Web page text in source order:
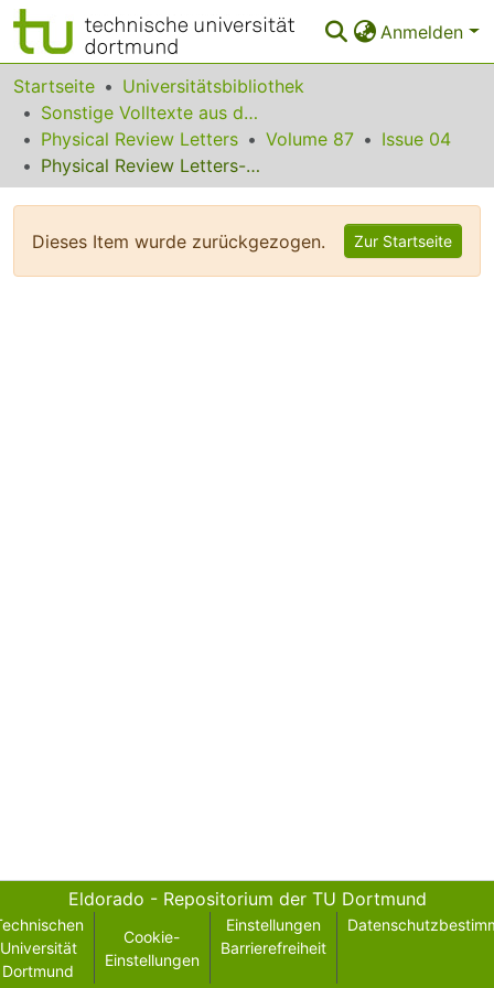
Anmelden
Bereiche & Sammlungen
Das gesamte Repositorium
Statistiken
Startseite
Universitätsbibliothek
Sonstige Volltexte aus dem Bibliotheksangebot
Physical Review Letters
Volume 87
Issue 04
Physical Review Letters--July 23, 2001 Contents
Dieses Item wurde zurückgezogen. Zur Startseite
Eldorado - Repositorium der TU Dortmund
Universität
Dortmund
Cookie-
Einstellungen
Einstellungen
Barrierefreiheit